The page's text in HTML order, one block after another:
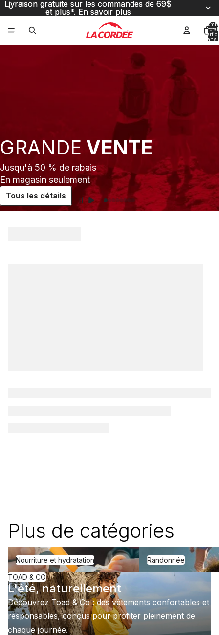
Livraison gratuite sur les commandes de 69$
et plus*. En savoir plus
Livraison gratuite sur les commandes de 69$
et plus*. En savoir plus
total
dans
La Cordée –
GRANDE VENTE
Jusqu'à 50 % de rabais
En magasin seulement
Tous les détails
Plus de catégories
Nourriture et hydratation
Nourriture et hydratation
Randonnée
Randonnée
TOAD & CO
L'été, naturellement
Découvrez Toad & Co : des vêtements confortables et
responsables, conçus pour profiter pleinement de
chaque journée.